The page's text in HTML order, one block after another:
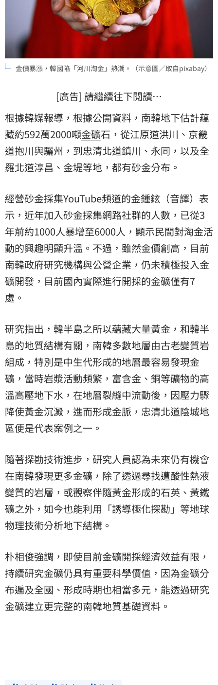
金價暴漲，韓國陷「河川淘金」熱潮。（示意圖／取自pixabay）
[廣告] 請繼續往下閱讀…
根據韓媒報導，根據公開資料，南韓地下估計蘊
藏約592萬2000噸金礦石，從江原道洪川、京畿
道抱川與驪州，到忠清北道鎮川、永同，以及全
羅北道淳昌、金堤等地，都有砂金分布。
經營砂金採集YouTube頻道的金鍾鉉（音譯）表
示，近年加入砂金採集網路社群的人數，已從3
年前約1000人暴增至6000人，顯示民間對淘金活
動的興趣明顯升溫。不過，雖然金價創高，目前
南韓政府研究機構與公營企業，仍未積極投入金
礦開發，目前國內實際進行開採的金礦僅有7
處。
研究指出，韓半島之所以蘊藏大量黃金，和韓半
島的地質結構有關，南韓多數地層由古老變質岩
組成，特別是中生代形成的地層最容易發現金
礦，當時岩漿活動頻繁，富含金、銅等礦物的高
溫高壓地下水，在地層裂縫中流動後，因壓力驟
降使黃金沉澱，進而形成金脈，忠清北道陰城地
區便是代表案例之一。
隨著探勘技術進步，研究人員認為未來仍有機會
在南韓發現更多金礦，除了透過尋找遭酸性熱液
變質的岩層，或觀察伴隨黃金形成的石英、黃鐵
礦之外，如今也能利用「誘導極化探勘」等地球
物理技術分析地下結構。
朴相俊強調，即使目前金礦開採經濟效益有限，
持續研究金礦仍具有重要科學價值，因為金礦分
布遍及全國、形成時期也相當多元，能透過研究
金礦建立更完整的南韓地質基礎資料。